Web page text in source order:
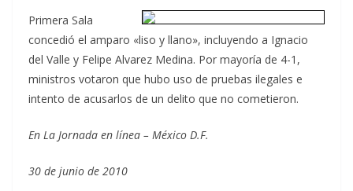
Primera Sala
concedió el amparo «liso y llano», incluyendo a Ignacio
del Valle y Felipe Alvarez Medina. Por mayoría de 4-1,
ministros votaron que hubo uso de pruebas ilegales e
intento de acusarlos de un delito que no cometieron.
En La Jornada en línea – México D.F.
30 de junio de 2010